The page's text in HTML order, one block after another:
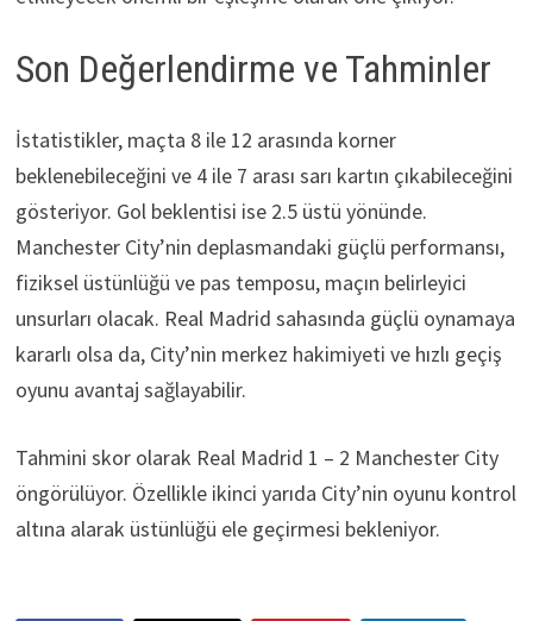
Son Değerlendirme ve Tahminler
İstatistikler, maçta 8 ile 12 arasında korner
beklenebileceğini ve 4 ile 7 arası sarı kartın çıkabileceğini
gösteriyor. Gol beklentisi ise 2.5 üstü yönünde.
Manchester City’nin deplasmandaki güçlü performansı,
fiziksel üstünlüğü ve pas temposu, maçın belirleyici
unsurları olacak. Real Madrid sahasında güçlü oynamaya
kararlı olsa da, City’nin merkez hakimiyeti ve hızlı geçiş
oyunu avantaj sağlayabilir.
Tahmini skor olarak Real Madrid 1 – 2 Manchester City
öngörülüyor. Özellikle ikinci yarıda City’nin oyunu kontrol
altına alarak üstünlüğü ele geçirmesi bekleniyor.